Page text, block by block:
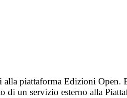
piattaforma Edizioni
un servizio esterno alla